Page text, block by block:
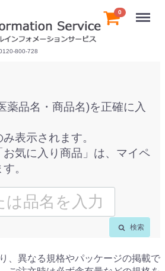
800-728
0 Menu
薬品名・商品名)を正確に入
表示されます。
お気に入り商品」は、マイペ
。
検索
、異なる規格やパッケージの掲載で